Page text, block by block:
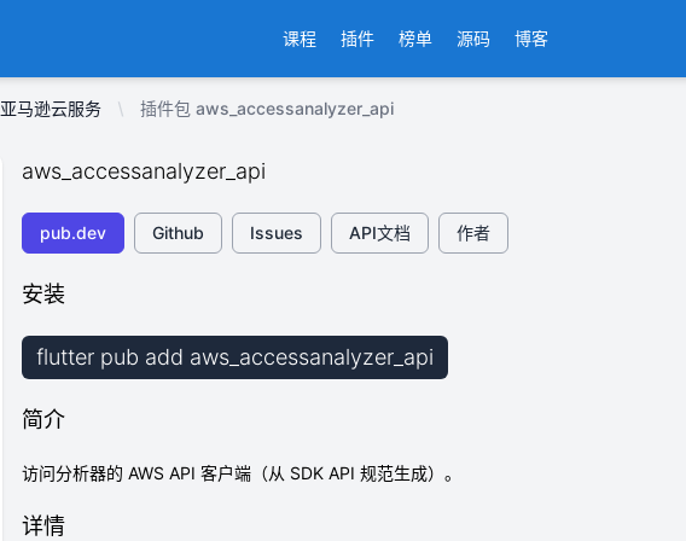
课程 插件 榜单 源码 博客
亚马逊云服务 插件包 aws_accessanalyzer_api
aws_accessanalyzer_api
pub.dev Github Issues API文档 作者
安装
flutter pub add aws_accessanalyzer_api
简介
访问分析器的 AWS API 客户端（从 SDK API 规范生成）。
详情